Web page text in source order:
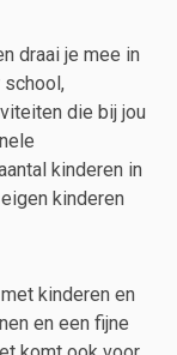
draai je mee in
school,
die bij jou
kinderen in
kinderen
kinderen en
en een fijne